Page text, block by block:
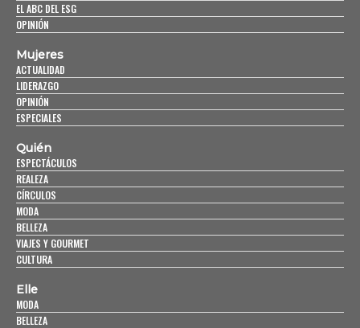
EL ABC DEL ESG
OPINIÓN
Mujeres
ACTUALIDAD
LIDERAZGO
OPINIÓN
ESPECIALES
Quién
ESPECTÁCULOS
REALEZA
CÍRCULOS
MODA
BELLEZA
VIAJES Y GOURMET
CULTURA
Elle
MODA
BELLEZA